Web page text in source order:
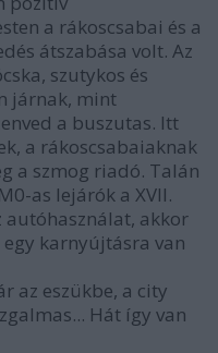
a rákoscsabai és a
átszabása volt. Az
szutykos és
járnak, mint
a buszutas. Itt
a rákoscsabaiaknak
a szmog riadó. Talán
as lejárók a XVII.
akkor
karnyújtásra van
az eszükbe, a city
Hát így van